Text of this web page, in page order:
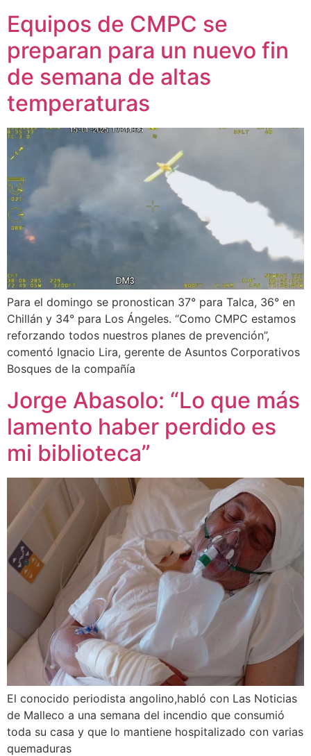
Equipos de CMPC se
preparan para un nuevo fin
de semana de altas
temperaturas
Para el domingo se pronostican 37° para Talca, 36° en
Chillán y 34° para Los Ángeles. “Como CMPC estamos
reforzando todos nuestros planes de prevención”,
comentó Ignacio Lira, gerente de Asuntos Corporativos
Bosques de la compañía
Jorge Abasolo: “Lo que más
lamento haber perdido es
mi biblioteca”
El conocido periodista angolino,habló con Las Noticias
de Malleco a una semana del incendio que consumió
toda su casa y que lo mantiene hospitalizado con varias
quemaduras